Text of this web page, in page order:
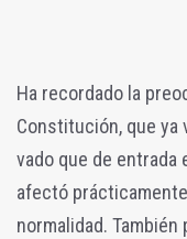
Ha recordado la
Constitución, que ya
vado que de entrada
afectó
normalidad.